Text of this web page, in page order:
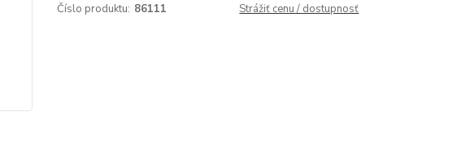
Číslo produktu: 86111 Strážiť cenu / dostupnosť